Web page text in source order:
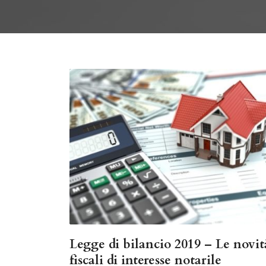
Legge di bilancio 2019 – Le
fiscali di interesse notarile